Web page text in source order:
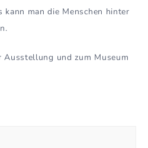
man die Menschen hinter
und zum Museum